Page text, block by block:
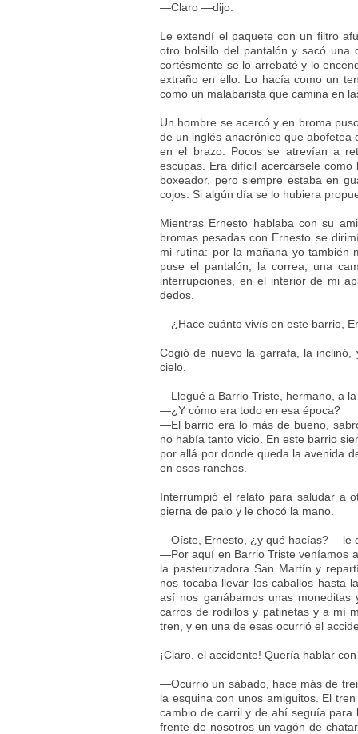
—Claro —dijo.
Le extendí el paquete con un filtro
otro bolsillo del pantalón y sacó una
cortésmente se lo arrebaté y lo
extraño en ello. Lo hacía como un
como un malabarista que camina en
Un hombre se acercó y en broma
de un inglés anacrónico que
en el brazo. Pocos se atrevían a
escupas. Era difícil acercársele
boxeador, pero siempre estaba en
cojos. Si algún día se lo hubiera
Mientras Ernesto hablaba con su
bromas pesadas con Ernesto se
mi rutina: por la mañana yo también
puse el pantalón, la correa, una
interrupciones, en el interior de mi
dedos.
—¿Hace cuánto vivís en este barrio,
Cogió de nuevo la garrafa, la
cielo.
—Llegué a Barrio Triste, hermano, a
—¿Y cómo era todo en esa época?
—El barrio era lo más de bueno,
no había tanto vicio. En este barrio
por allá por donde queda la avenida
en esos ranchos.
Interrumpió el relato para saludar a
pierna de palo y le chocó la mano.
—Oíste, Ernesto, ¿y qué hacías? —le
—Por aquí en Barrio Triste veníamos
la pasteurizadora San Martín y
nos tocaba llevar los caballos hasta
así nos ganábamos unas
carros de rodillos y patinetas y a mí
tren, y en una de esas ocurrió el
¡Claro, el accidente! Quería hablar
—Ocurrió un sábado, hace más de
la esquina con unos amiguitos. El
cambio de carril y de ahí seguía
frente de nosotros un vagón de